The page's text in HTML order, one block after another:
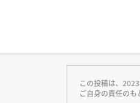
この投稿は、
ご自身の責任のも